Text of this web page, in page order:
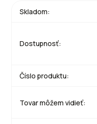
Skladom:
Dostupnosť:
Číslo produktu:
Tovar môžem vidieť: